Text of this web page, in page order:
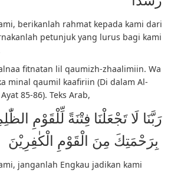
berikanlah rahmat kepada kami dari
petunjuk yang lurus bagi kami
fitnatan lil qaumizh-zhaalimiin. Wa
minal qaumil kaafiriin (Di dalam Al-
85-86). Teks Arab,
رَبَّنَا لَا تَجْعَلْنَا فِتْنَةً لِّلْقَوْمِ
janganlah Engkau jadikan kami